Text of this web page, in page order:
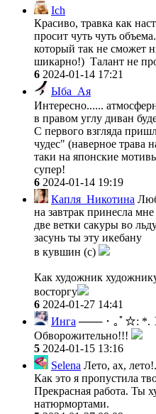
Ich
Красиво, травка как
просит чуть чуть
который так не сможет
шикарно!) Талант не
6 2024-01-14 17:21
Ыба_Ая
Интересно......
в правом углу диван
С первого взгляда
чудес" (наверное трава
таки на японские
супер!
6 2024-01-14 19:19
Капля_Никотина
на завтрак принесла
две ветки сакуры во
засунь ты эту икебану
в кувшин (с)
Как художник
восторгу
6 2024-01-27 14:41
Инга ─── ･ ｡ﾟ☆:
Обворожительно!!!
5 2024-01-15 13:16
Selena Лето, ах,
Как это я пропустила
Прекрасная работа. Ты
натюрмортами.